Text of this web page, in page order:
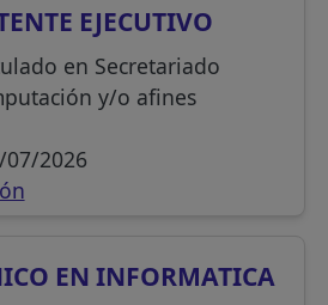
EJECUTIVO
en Secretariado
y/o afines
07/2026
EN INFORMATICA